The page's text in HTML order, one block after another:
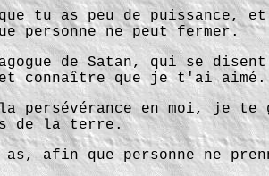
tu as peu de puissance,
personne ne peut fermer.
de Satan, qui se
connaître que je t'ai aimé.
persévérance en moi,
de la terre.
afin que personne ne